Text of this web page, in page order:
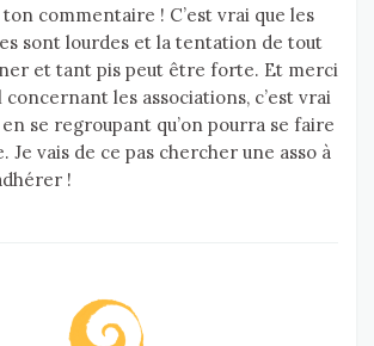
commentaire ! C’est vrai que les
sont lourdes et la tentation de tout
et tant pis peut être forte. Et merci
concernant les associations, c’est vrai
en se regroupant qu’on pourra se faire
Je vais de ce pas chercher une asso à
!